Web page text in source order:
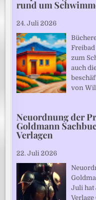
rund um
24. Juli 2026
zum
auch
von
Neuordnung der
Goldmann
Verlagen
22. Juli 2026
Juli hat